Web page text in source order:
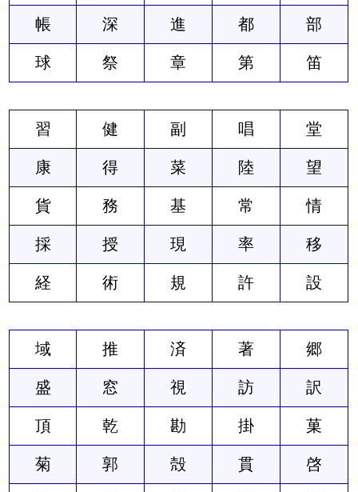
帳 深 進 都 部
球 祭 章 第 笛
習 健 副 唱 堂
康 得 菜 陸 望
貨 務 基 常 情
採 授 現 率 移
経 術 規 許 設
域 推 済 著 郷
盛 窓 視 訪 訳
頂 乾 勘 掛 菓
菊 郭 殻 貫 啓